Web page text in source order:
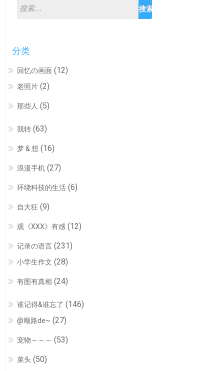
分类
回忆の画面 (12)
老照片 (2)
那些人 (5)
我转 (63)
梦 & 想 (16)
浪漫手机 (27)
环绕科技的生活 (6)
自大狂 (9)
观《XXX》有感 (12)
记录の语言 (231)
小学生作文 (28)
有图有真相 (24)
谁记得&谁忘了 (146)
@顺路de~ (27)
宠物～～～ (53)
菜头 (50)